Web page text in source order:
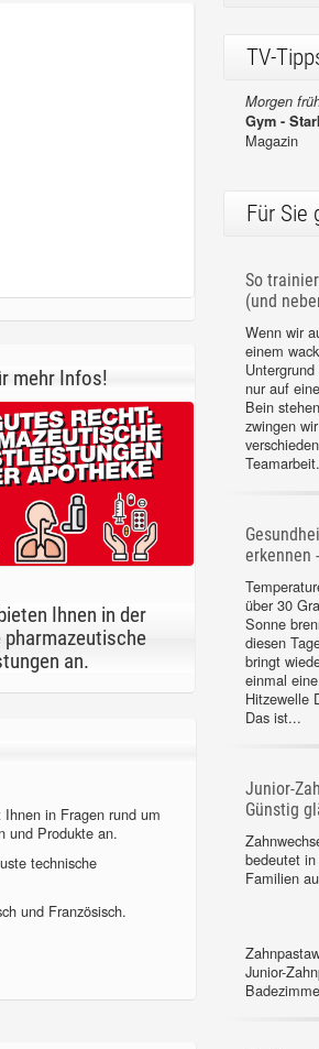
mehr Infos!
Ihnen in der
an.
in Fragen rund um
und Produkte an.
technische
und Französisch.
TV-
Morgen
Gym -
Magazin
Für Sie
So
(und
Wenn wir
einem
Untergrund
nur auf
Bein
zwingen wir
erkennen
über 30
Sonne
diesen
bringt
einmal eine
Hitzewelle
Das ist...
Junior-
Günstig
bedeutet
Familien
Junior-